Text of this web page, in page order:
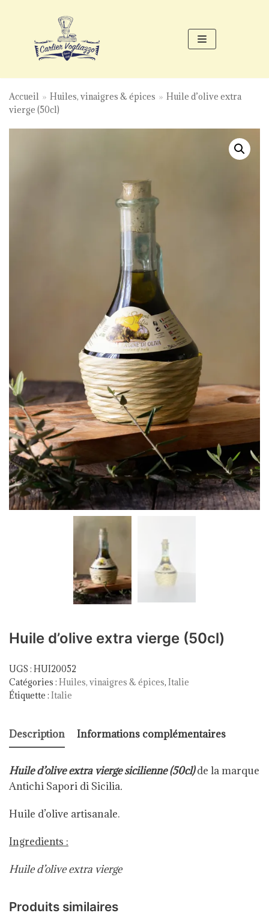
contenu
Accueil » Huiles, vinaigres & épices » Huile d’olive extra
vierge (50cl)
Huile d’olive extra vierge (50cl)
UGS : HUI20052
Catégories : Huiles, vinaigres & épices, Italie
Étiquette : Italie
Description Informations complémentaires
Huile d’olive extra vierge sicilienne (50cl)de la marque
Antichi Sapori di Sicilia.
Huile d’olive artisanale.
Ingredients :
Huile d’olive extra vierge
Produits similaires